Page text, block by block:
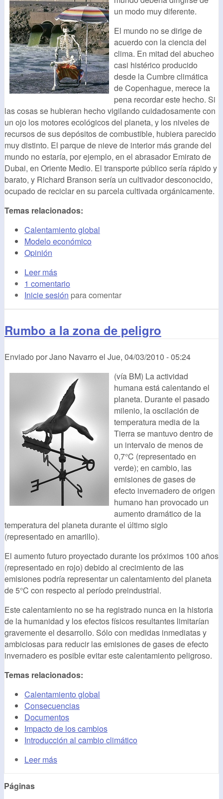
un modo muy diferente.
El mundo no se dirige de
acuerdo con la ciencia del
clima. En mitad del abucheo
casi histérico producido
desde la Cumbre climática
de Copenhague, merece la
pena recordar este hecho. Si
las cosas se hubieran hecho vigilando cuidadosamente con
un ojo los motores ecológicos del planeta, y los niveles de
recursos de sus depósitos de combustible, hubiera parecido
muy distinto. El parque de nieve de interior más grande del
mundo no estaría, por ejemplo, en el abrasador Emirato de
Dubai, en Oriente Medio. El transporte público sería rápido y
barato, y Richard Branson sería un cultivador desconocido,
ocupado de reciclar en su parcela cultivada orgánicamente.
Temas relacionados:
Calentamiento global
Modelo económico
Opinión
Leer más
1 comentario
Inicie sesión para comentar
Rumbo a la zona de peligro
Enviado porJano Navarro el Jue, 04/03/2010 - 05:24
(vía BM) La actividad
humana está calentando el
planeta. Durante el pasado
milenio, la oscilación de
temperatura media de la
Tierra se mantuvo dentro de
un intervalo de menos de
0,7°C (representado en
verde); en cambio, las
emisiones de gases de
efecto invernadero de origen
humano han provocado un
aumento dramático de la
temperatura del planeta durante el último siglo
(representado en amarillo).
El aumento futuro proyectado durante los próximos 100 años
(representado en rojo) debido al crecimiento de las
emisiones podría representar un calentamiento del planeta
de 5°C con respecto al período preindustrial.
Este calentamiento no se ha registrado nunca en la historia
de la humanidad y los efectos físicos resultantes limitarían
gravemente el desarrollo. Sólo con medidas inmediatas y
ambiciosas para reducir las emisiones de gases de efecto
invernadero es posible evitar este calentamiento peligroso.
Temas relacionados:
Calentamiento global
Consecuencias
Documentos
Impacto de los cambios
Introducción al cambio climático
Leer más
Páginas